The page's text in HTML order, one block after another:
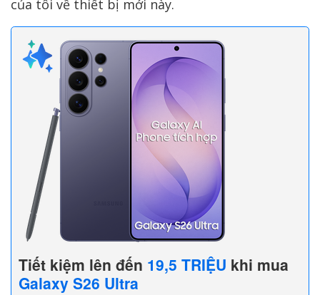
của tôi về thiết bị mới này.
Tiết kiệm lên đến 19,5 TRIỆU khi mua
Galaxy S26 Ultra